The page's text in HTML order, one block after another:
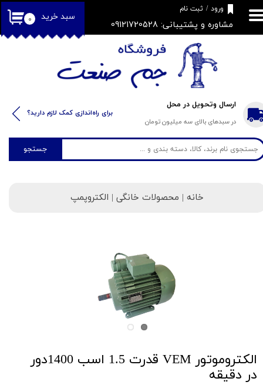
جستجو
ارسال وتحویل در محل
در سبدهای بالای سه میلیون تومان
مشاوره و پشتیبانی: 09121720528 ۰ سبد خرید
ورود / ثبت نام
حساب کاربری من
تغییر گذر واژه
خروج از حساب کاربری
​​برای راه‌اندازی کمک لازم دارید؟
خانه| محصولات خانگی | الکتروپمپ
الکتروموتور VEM قدرت 1.5 اسب 1400دور
در دقیقه